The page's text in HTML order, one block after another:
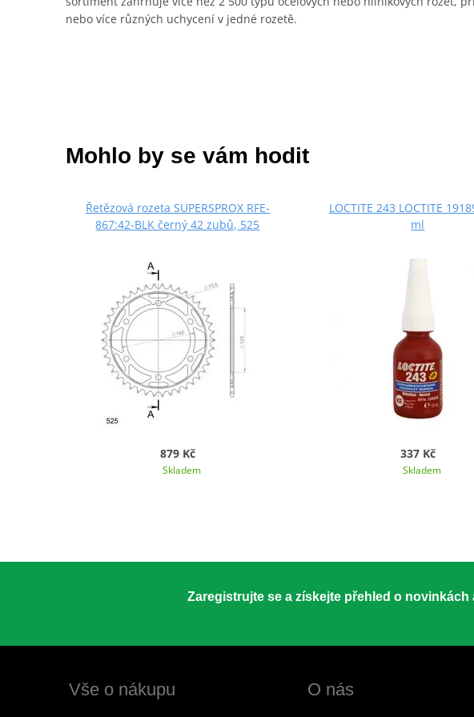
nebo více různých uchycení v jedné rozetě.
Mohlo by se vám hodit
Řetězová rozeta SUPERSPROX RFE-
867:42-BLK černý 42 zubů, 525
879 Kč
Skladem
LOCTITE 243 LOCTITE
ml
337 Kč
Skladem
Zaregistrujte se a získejte přehled o novinkách
Vše o nákupu O nás